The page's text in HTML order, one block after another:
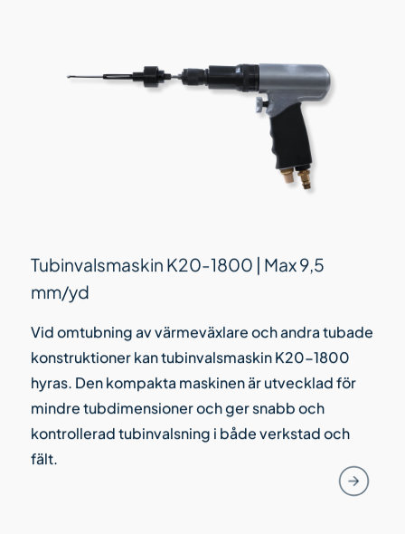
Tubinvalsmaskin K20-1800 | Max 9,5
mm/yd
Vid omtubning av värmeväxlare och andra tubade
konstruktioner kan tubinvalsmaskin K20-1800
hyras. Den kompakta maskinen är utvecklad för
mindre tubdimensioner och ger snabb och
kontrollerad tubinvalsning i både verkstad och
fält.